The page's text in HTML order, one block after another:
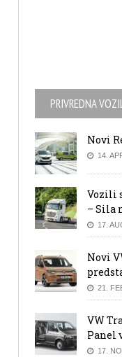
PRIVREDNA
Novi
14.
Vozili
– Sila
17.
Novi
21.
VW
Panel
17.